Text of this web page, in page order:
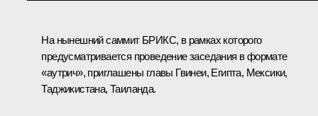
На нынешний саммит БРИКС, в рамках которого
предусматривается проведение заседания в формате
«аутрич», приглашены главы Гвинеи, Египта, Мексики,
Таджикистана, Таиланда.